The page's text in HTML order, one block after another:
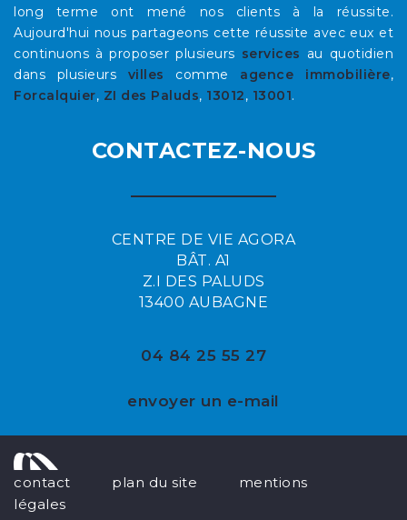
long terme ont mené nos clients à la réussite.
Aujourd'hui nous partageons cette réussite avec eux et
continuons à proposer plusieurs services au quotidien
dans plusieurs villes comme agence immobilière,
Forcalquier, ZI des Paluds, 13012, 13001.
CONTACTEZ-NOUS
CENTRE DE VIE AGORA
BÂT. A1
Z.I DES PALUDS
13400 AUBAGNE
04 84 25 55 27
envoyer un e-mail
contact plan du site
mentions
légales